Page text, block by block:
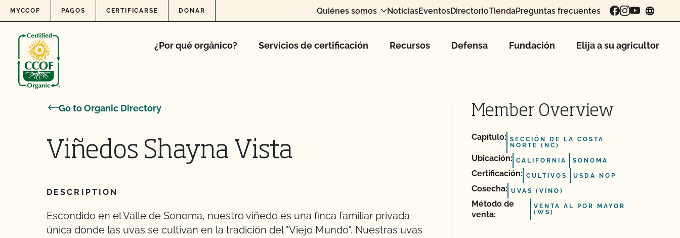
Skip to content
MYCCOF PAGOS CERTIFICARSE DONAR Quiénes somos NoticiasEventosDirectorioTiendaPreguntas frecuentes
¿Por qué orgánico? Servicios de certificación Recursos Defensa Fundación Elija a su agricultor
Go to Organic Directory
Viñedos Shayna Vista
DESCRIPTION
Escondido en el Valle de Sonoma, nuestro viñedo es una finca familiar privada
única donde las uvas se cultivan en la tradición del "Viejo Mundo". Nuestras uvas
Member Overview
Capítulo: SECCIÓN DE LA COSTA
NORTE (NC)
Ubicación: CALIFORNIA SONOMA
Certificación: CULTIVOS USDA NOP
Cosecha: UVAS (VINO)
Método de
venta:
VENTA AL POR MAYOR
(WS)